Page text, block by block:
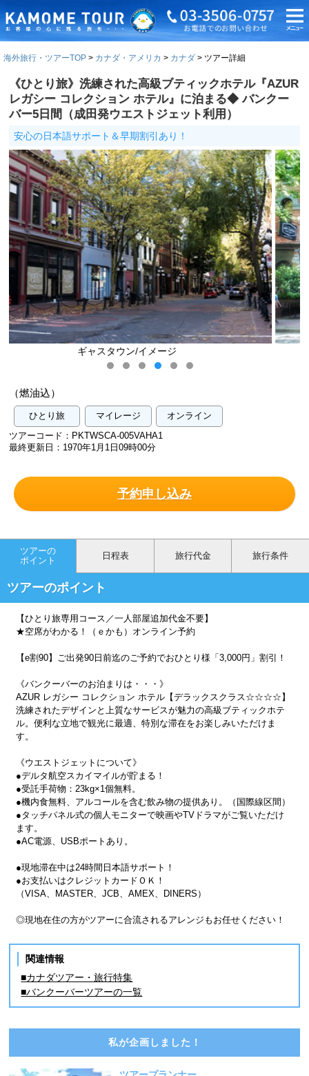
海外旅行・ツアーTOP カナダ・アメリカ カナダ ツアー詳細
《ひとり旅》洗練された高級ブティックホテル『AZUR
レガシー コレクション ホテル』に泊まる◆ バンクー
バー5日間（成田発ウエストジェット利用）
安心の日本語サポート＆早期割引あり！
バンクーバー/イメージ
（燃油込）
ひとり旅 マイレージ
オンライン
ツアーコード：PKTWSCA-005VAHA1
最終更新日：1970年1月1日09時00分
予約申し込み
ツアーの
ポイント
日程表 旅行代金 旅行条件
ツアーのポイント
【ひとり旅専用コース／一人部屋追加代金不要】
★空席がわかる！（ｅかも）オンライン予約
【e割90】ご出発90日前迄のご予約でおひとり様「3,000円」割引！
《バンクーバーのお泊まりは・・・》
AZUR レガシー コレクション ホテル【デラックスクラス☆☆☆☆】
洗練されたデザインと上質なサービスが魅力の高級ブティックホテ
ル。便利な立地で観光に最適、特別な滞在をお楽しみいただけま
す。
《ウエストジェットについて》
●デルタ航空スカイマイルが貯まる！
●受託手荷物：23kg×1個無料。
●機内食無料、アルコールを含む飲み物の提供あり。（国際線区間）
●タッチパネル式の個人モニターで映画やTVドラマがご覧いただけ
ます。
●AC電源、USBポートあり。
●現地滞在中は24時間日本語サポート！
●お支払いはクレジットカードＯＫ！
（VISA、MASTER、JCB、AMEX、DINERS）
◎現地在住の方がツアーに合流されるアレンジもお任せください！
関連情報
■カナダツアー・旅行特集
■バンクーバーツアーの一覧
私が企画しました！